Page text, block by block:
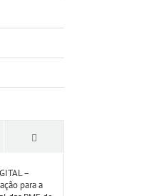
Comments
–
para a